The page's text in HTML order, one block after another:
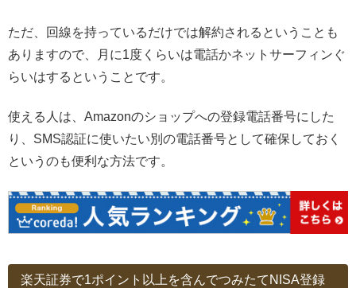
ただ、回線を持っているだけでは解約されるということも
ありますので、月に1度くらいは電話かネットサーフィンぐ
らいはするということです。
使える人は、Amazonのショップへの登録電話番号にした
り、SMS認証に使いたい別の電話番号として確保しておく
というのも便利な方法です。
楽天証券で1ポイント以上を含んでつみたてNISA登録